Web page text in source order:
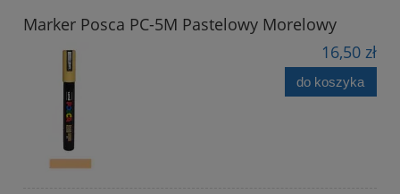
Marker Posca PC-5M Pastelowy Morelowy
16,50 zł
do koszyka